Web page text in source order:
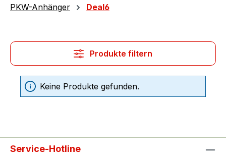
PKW-Anhänger Deal6
Produkte filtern
Keine Produkte gefunden.
Service-Hotline